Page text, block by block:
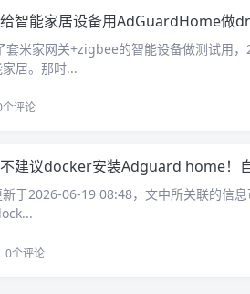
给智能家居设备用AdGuardHome做
套米家网关+zigbee的智能设备做测试用
居。那时...
个评论
不建议docker安装Adguard home！自用
于2026-06-19 08:48，文中所关联的信息
0个评论